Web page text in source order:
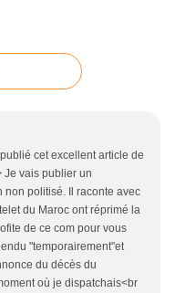
cet excellent article de
Je vais publier un
politisé. Il raconte avec
du Maroc ont réprimé la
de ce com pour vous
"temporairement"et
du décès du
où je dispatchais<br